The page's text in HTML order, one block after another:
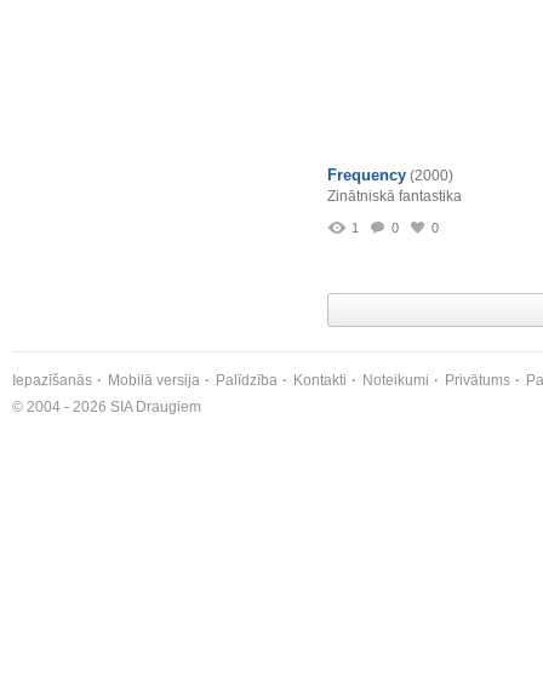
Frequency (2000)
Zinātniskā fantastika
1 0 0
Iepazīšanās Mobilā versija Palīdzība Kontakti Noteikumi Privātums
© 2004 - 2026 SIA Draugiem